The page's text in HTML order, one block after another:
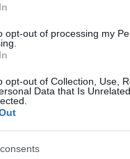
opt-out of processing my
opt-out of Collection, Use,
Data that Is
Fratello e non
tutti questa
hanno poi riso.
la squalifica, dato
ha postato il video e